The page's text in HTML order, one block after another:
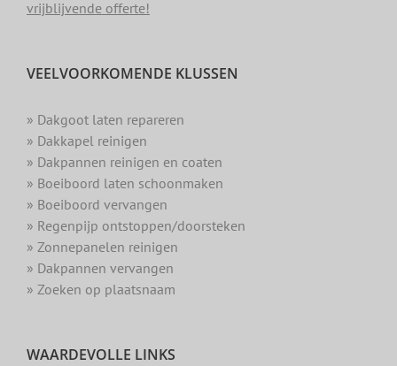
vrijblijvende offerte!
VEELVOORKOMENDE KLUSSEN
» Dakgoot laten repareren
» Dakkapel reinigen
» Dakpannen reinigen en coaten
» Boeiboord laten schoonmaken
» Boeiboord vervangen
» Regenpijp ontstoppen/doorsteken
» Zonnepanelen reinigen
» Dakpannen vervangen
» Zoeken op plaatsnaam
WAARDEVOLLE LINKS